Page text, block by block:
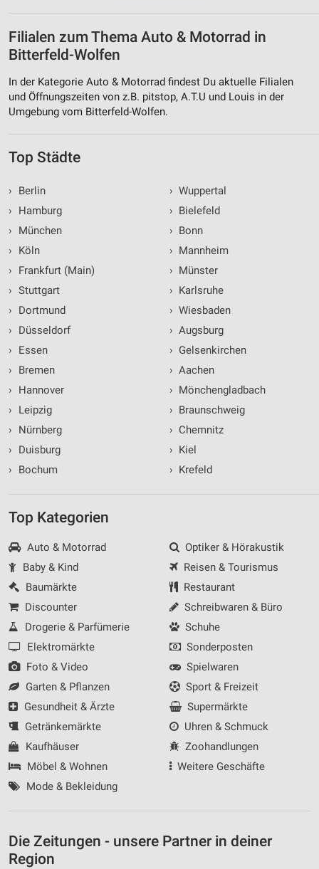
Filialen zum Thema Auto & Motorrad in
Bitterfeld-Wolfen
In der Kategorie Auto & Motorrad findest Du aktuelle Filialen
und Öffnungszeiten von z.B. pitstop, A.T.U und Louis in der
Umgebung vom Bitterfeld-Wolfen.
Top Städte
›
Berlin
›
Hamburg
›
München
›
Köln
›
Frankfurt (Main)
› Stuttgart
›
Dortmund
›
Düsseldorf
›
Essen
›
Bremen
›
Hannover
›
Leipzig
›
Nürnberg
›
Duisburg
›
Bochum
› Wuppertal
› Bielefeld
› Bonn
› Mannheim
› Münster
› Karlsruhe
› Wiesbaden
› Augsburg
› Gelsenkirchen
› Aachen
› Mönchengladbach
› Braunschweig
› Chemnitz
› Kiel
› Krefeld
Top Kategorien
Auto & Motorrad
Baby & Kind
Baumärkte
Discounter
Drogerie & Parfümerie
Elektromärkte
Foto & Video
Garten & Pflanzen
Gesundheit & Ärzte
Getränkemärkte
Kaufhäuser
Möbel & Wohnen
Mode & Bekleidung
Optiker & Hörakustik
Reisen & Tourismus
Restaurant
Schreibwaren & Büro
Schuhe
Sonderposten
Spielwaren
Sport & Freizeit
Supermärkte
Uhren & Schmuck
Zoohandlungen
Weitere Geschäfte
Die Zeitungen - unsere Partner in deiner
Region